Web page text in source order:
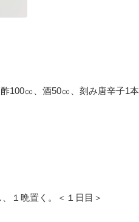
100㏄、酒50㏄、刻み唐辛子1本
１晩置く。＜１日目＞